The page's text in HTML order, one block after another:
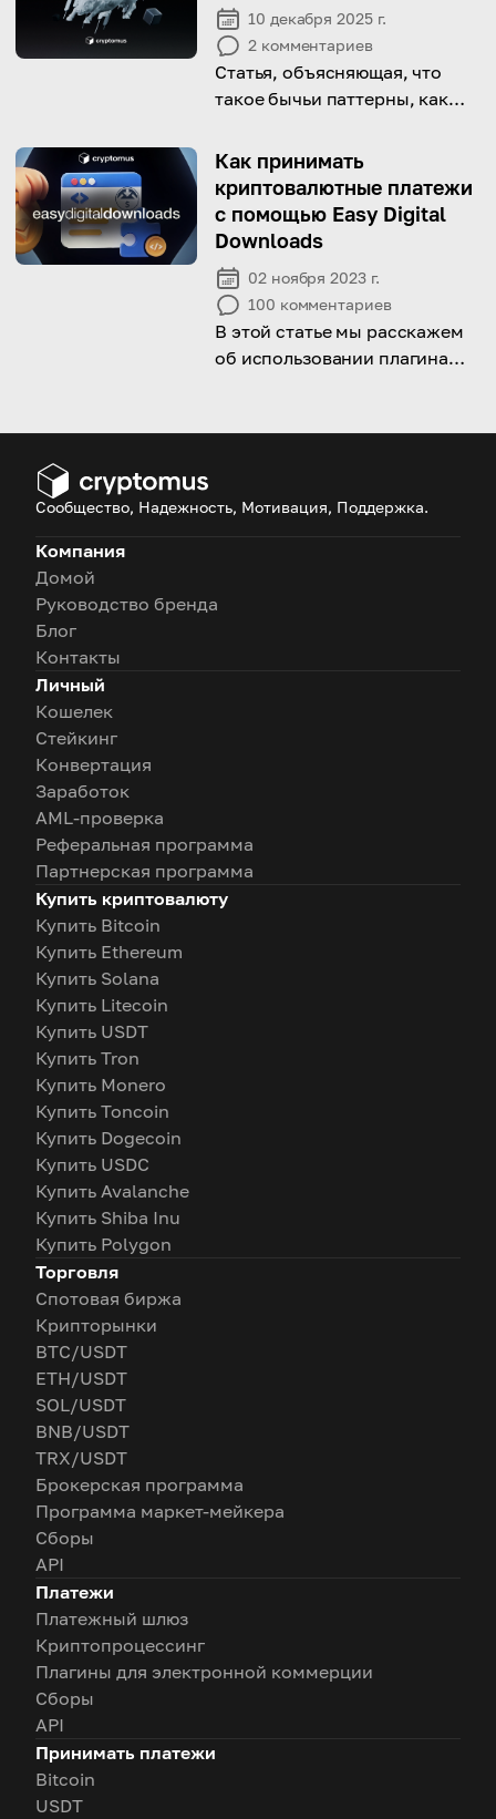
10 декабря 2025 г.
2 комментариев
Статья, объясняющая, что
такое бычьи паттерны, как
используют их на
крипторынке.
Как принимать
криптовалютные платежи
с помощью Easy Digital
Downloads
02 ноября 2023 г.
100 комментариев
В этой статье мы расскажем
об использовании плагина
увеличения масштаба продаж
Сообщество, Надежность, Мотивация, Поддержка.
Компания
Домой
Руководство бренда
Блог
Контакты
Личный
Кошелек
Стейкинг
Конвертация
Заработок
AML-проверка
Реферальная программа
Партнерская программа
Купить криптовалюту
Купить Bitcoin
Купить Ethereum
Купить Solana
Купить Litecoin
Купить USDT
Купить Tron
Купить Monero
Купить Toncoin
Купить Dogecoin
Купить USDC
Купить Avalanche
Купить Shiba Inu
Купить Polygon
Торговля
Спотовая биржа
Крипторынки
BTC/USDT
ETH/USDT
SOL/USDT
BNB/USDT
TRX/USDT
Брокерская программа
Программа маркет-мейкера
Сборы
API
Платежи
Платежный шлюз
Криптопроцессинг
Плагины для электронной коммерции
Сборы
API
Принимать платежи
Bitcoin
USDT